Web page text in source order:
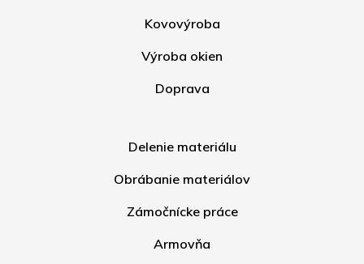
Kovovýroba
Výroba okien
Doprava
Delenie materiálu
Obrábanie materiálov
Zámočnícke práce
Armovňa